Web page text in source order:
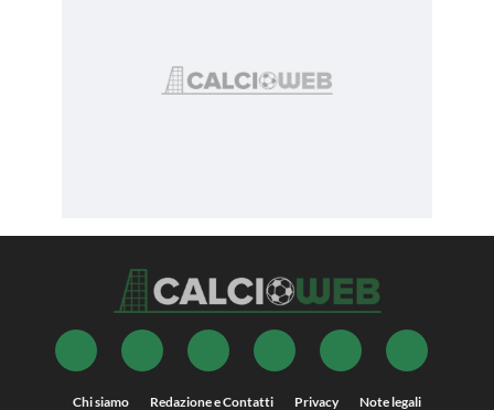
Chi siamo Redazione e Contatti Privacy Note legali